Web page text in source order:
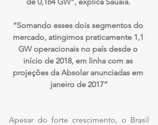
“Somando esses dois segmentos do
mercado, atingimos praticamente 1,1
GW operacionais no país desde o
início de 2018, em linha com as
projeções da Absolar anunciadas em
janeiro de 2017”
Apesar do forte crescimento, o Brasil